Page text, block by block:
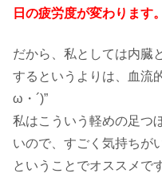
日の疲労度が変わります。
だから、私としては内臓
するというよりは、血流
ω・´)”
私はこういう軽めの足つ
いので、すごく気持ちが
ということでオススメで